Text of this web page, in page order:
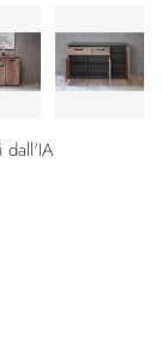
dall'IA